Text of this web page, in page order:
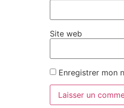
Site web
Enregistrer mon